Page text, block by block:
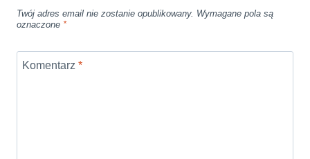
Twój adres email nie zostanie opublikowany. Wymagane pola są
oznaczone *
Komentarz *